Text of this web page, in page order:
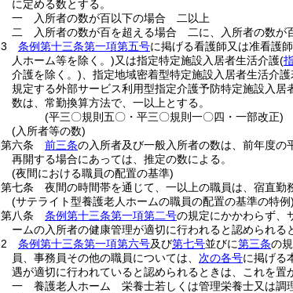
に定める数とする。
一
入所者の数が百以下の場合 二以上
二
入所者の数が百を超える場合 二に、入所者の数が
3
条例第十三条第一項第五号に掲げる看護師又は准看護
人ホーム等を除く。)又は指定特定施設入居者生活介護(
介護を除く。) 、指定地域密着型特定施設入居者生活介
規定する外部サービス利用型指定介護予防特定施設入居
数は、常勤換算方法で、一以上とする。
(平三〇規則五〇・平三〇規則一〇四・一部改正)
(入所者等の数)
第六条
前三条の入所者及び一般入所者の数は、前年度の
再開する場合にあっては、推定の数による。
(夜間における職員の配置の基準)
第七条
夜間の時間帯を通じて、一以上の職員は、宿直勤
(サテライト型養護老人ホームの職員の配置の基準の特例)
第八条
条例第十三条第一項第二号の規定にかかわらず、
ームの入所者の健康管理が適切に行われると認められる
2
条例第十三条第一項第六号及び第七号並びに第三条の
員、事務員その他の職員については、 次の各号に掲げる
遇が適切に行われていると認められるときは、これを置
一
養護老人ホーム 栄養士若しくは管理栄養士又は調